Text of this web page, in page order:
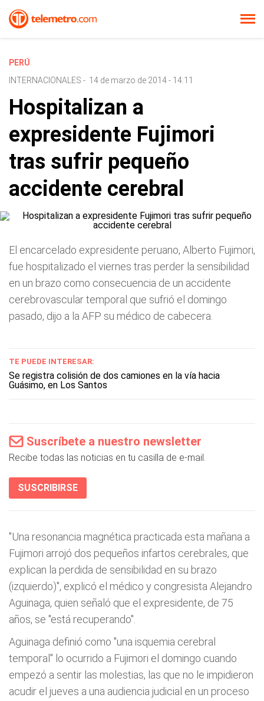
PERÚ
INTERNACIONALES - 14 de marzo de 2014 - 14:11
Hospitalizan a
expresidente Fujimori
tras sufrir pequeño
accidente cerebral
El encarcelado expresidente peruano, Alberto Fujimori,
fue hospitalizado el viernes tras perder la sensibilidad
en un brazo como consecuencia de un accidente
cerebrovascular temporal que sufrió el domingo
pasado, dijo a la AFP su médico de cabecera.
TE PUEDE INTERESAR:
Se registra colisión de dos camiones en la vía hacia
Guásimo, en Los Santos
Suscríbete a nuestro newsletter
Recibe todas las noticias en tu casilla de e-mail.
SUSCRIBIRSE
"Una resonancia magnética practicada esta mañana a
Fujimori arrojó dos pequeños infartos cerebrales, que
explican la perdida de sensibilidad en su brazo
(izquierdo)", explicó el médico y congresista Alejandro
Aguinaga, quien señaló que el expresidente, de 75
años, se "está recuperando".
Aguinaga definió como "una isquemia cerebral
temporal" lo ocurrido a Fujimori el domingo cuando
empezó a sentir las molestias, las que no le impidieron
acudir el jueves a una audiencia judicial en un proceso